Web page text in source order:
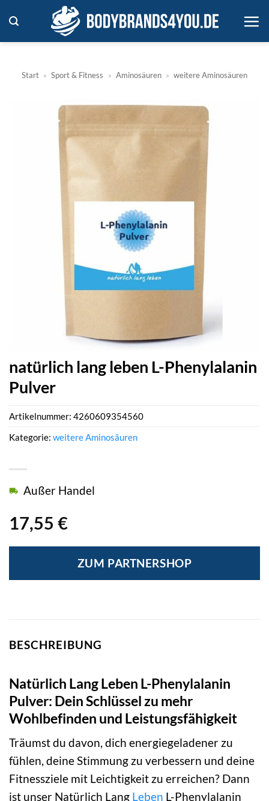
Inhalt
springen
Start » Sport & Fitness » Aminosäuren » weitere Aminosäuren
natürlich lang leben L-Phenylalanin
Pulver
17,55 €
Außer Handel
ZUM PARTNERSHOP
Artikelnummer: 4260609354560
Kategorie: weitere Aminosäuren
BESCHREIBUNG
Natürlich Lang Leben L-Phenylalanin
Pulver: Dein Schlüssel zu mehr
Wohlbefinden und Leistungsfähigkeit
Träumst du davon, dich energiegeladener zu
fühlen, deine Stimmung zu verbessern und deine
Fitnessziele mit Leichtigkeit zu erreichen? Dann
ist unser Natürlich Lang Leben L-Phenylalanin